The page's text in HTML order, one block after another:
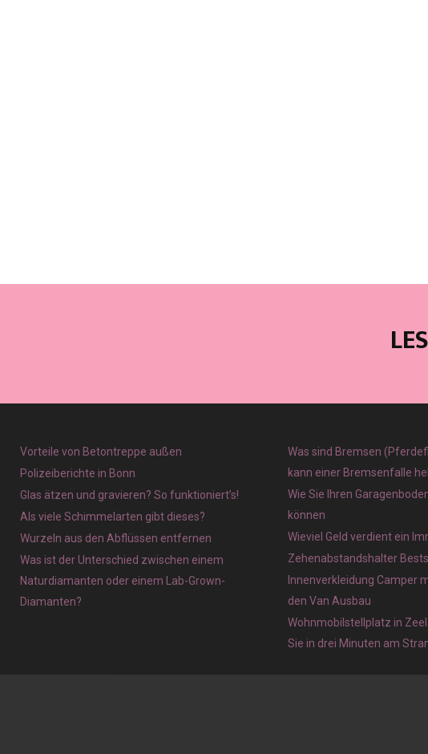
Vorteile von Betontreppe außen
Polizeiberichte in Bonn
Glas ätzen und gravieren? So funktioniert’s!
Als viele Schimmelarten gibt dieses?
Wurzeln aus den Abflüssen entfernen
Was ist der Unterschied zwischen einem
Naturdiamanten oder einem Lab-Grown-
Diamanten?
Was sind Bremsen
kann einer Bremsenfalle
Wie Sie Ihren
können
Wieviel Geld verdient ein
Zehenabstandshalter
Innenverkleidung Camper
den Van Ausbau
Wohnmobilstellplatz in
Sie in drei Minuten am